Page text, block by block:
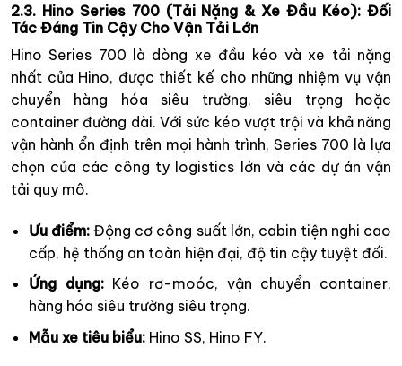
2.3. Hino Series 700 (Tải Nặng & Xe Đầu Kéo): Đối
Tác Đáng Tin Cậy Cho Vận Tải Lớn
Hino Series 700 là dòng xe đầu kéo và xe tải nặng
nhất của Hino, được thiết kế cho những nhiệm vụ vận
chuyển hàng hóa siêu trường, siêu trọng hoặc
container đường dài. Với sức kéo vượt trội và khả năng
vận hành ổn định trên mọi hành trình, Series 700 là lựa
chọn của các công ty logistics lớn và các dự án vận
tải quy mô.
Ưu điểm: Động cơ công suất lớn, cabin tiện nghi cao
cấp, hệ thống an toàn hiện đại, độ tin cậy tuyệt đối.
Ứng dụng:Kéo rơ-moóc, vận chuyển container,
hàng hóa siêu trường siêu trọng.
Mẫu xe tiêu biểu: Hino SS, Hino FY.